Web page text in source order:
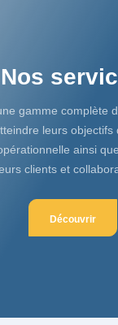
Nos
gamme complète
leurs objectifs
ainsi
clients et
Découvrir